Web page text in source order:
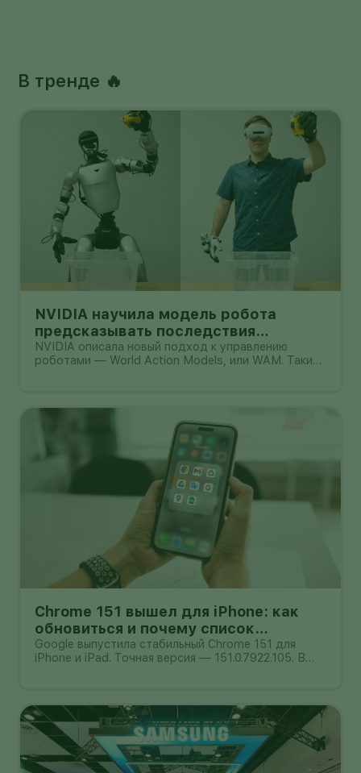
В тренде 🔥
NVIDIA научила модель робота
предсказывать последствия
действий: что доказали цифры и где
предел
NVIDIA описала новый подход к управлению
роботами — World Action Models, или WAM. Такие
Chrome 151 вышел для iPhone: как
обновиться и почему список
исправлений нельзя додумывать
Google выпустила стабильный Chrome 151 для
iPhone и iPad. Точная версия — 151.0.7922.105. В
список закрытых уязвимостей. Поэтому при